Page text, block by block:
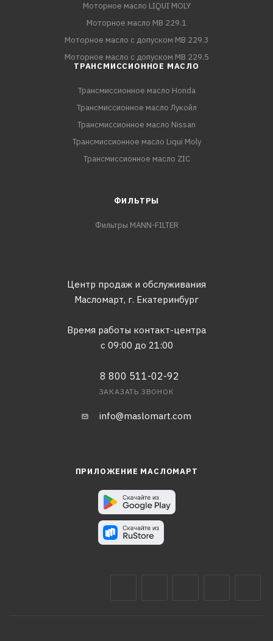
Моторное масло LIQUI MOLY
Моторное масло MB 229.1
Моторное масло с допуском MB 229.3
Моторное масло с допуском MB 229.5
ТРАНСМИССИОННОЕ МАСЛО
Трансмиссионное масло Honda
Трансмиссионное масло Лукойл
Трансмиссионное масло Nissan
Трансмиссионное масло Liqui Moly
Трансмиссионное масло ZIC
ФИЛЬТРЫ
Фильтры MANN-FILTER
Центр продаж и обслуживания
Масломарт, г. Екатеринбург
Время работы контакт-центра
с 09:00 до 21:00
8 800 511-02-92
ЗАКАЗАТЬ ЗВОНОК
info@maslomart.com
ПРИЛОЖЕНИЕ МАСЛОМАРТ